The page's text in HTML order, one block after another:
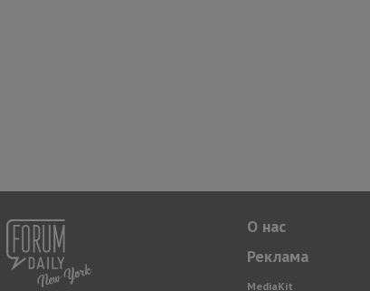
О нас
Реклама
MediaKit